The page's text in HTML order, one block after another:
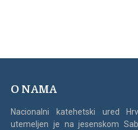
O NAMA
Nacionalni katehetski ured
utemeljen je na jesenskom